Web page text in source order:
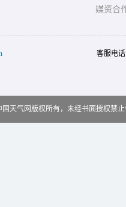
媒资合
客服电
国天气网版权所有，未经书面授权